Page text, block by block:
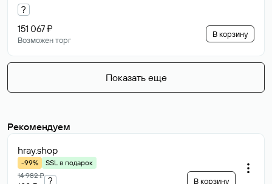
?
151 067 ₽
Возможен торг
В корзину
Показать еще
Рекомендуем
hray.shop
-99%
SSL в подарок
14 982 ₽ ? В корзину